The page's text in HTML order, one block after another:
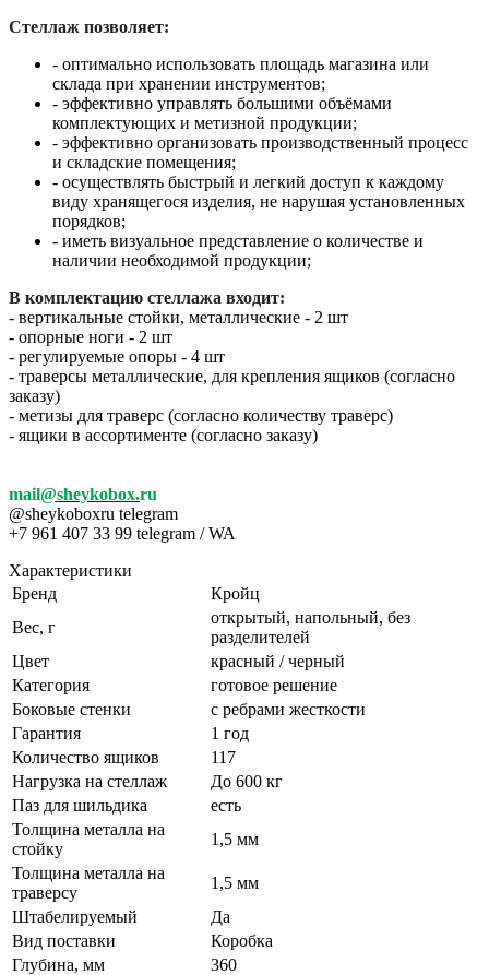
Стеллаж позволяет:
- оптимально использовать площадь магазина или
склада при хранении инструментов;
- эффективно управлять большими объёмами
комплектующих и метизной продукции;
- эффективно организовать производственный процесс
и складские помещения;
- осуществлять быстрый и легкий доступ к каждому
виду хранящегося изделия, не нарушая установленных
порядков;
- иметь визуальное представление о количестве и
наличии необходимой продукции;
В комплектацию стеллажа входит:
- вертикальные стойки, металлические - 2 шт
- опорные ноги - 2 шт
- регулируемые опоры - 4 шт
- траверсы металлические, для крепления ящиков (согласно
заказу)
- метизы для траверс (согласно количеству траверс)
- ящики в ассортименте (согласно заказу)
mail@sheykobox.ru
@sheykoboxru telegram
+7 961 407 33 99 telegram / WA
Характеристики
Бренд
Кройц
Вес, г
открытый, напольный, без
разделителей
Цвет
красный / черный
Категория
готовое решение
Боковые стенки
с ребрами жесткости
Гарантия
1 год
Количество ящиков
117
Нагрузка на стеллаж
До 600 кг
Паз для шильдика
есть
Толщина металла на
стойку
1,5 мм
Толщина металла на
траверсу
1,5 мм
Штабелируемый
Да
Вид поставки
Коробка
Глубина, мм
360